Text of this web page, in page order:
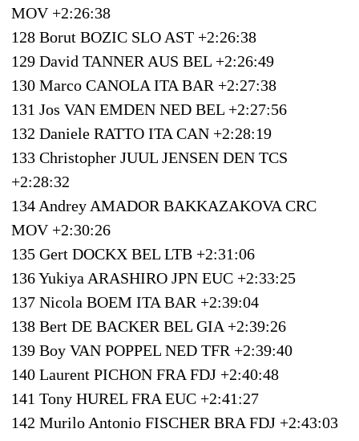
MOV +2:26:38
128 Borut BOZIC SLO AST +2:26:38
129 David TANNER AUS BEL +2:26:49
130 Marco CANOLA ITA BAR +2:27:38
131 Jos VAN EMDEN NED BEL +2:27:56
132 Daniele RATTO ITA CAN +2:28:19
133 Christopher JUUL JENSEN DEN TCS
+2:28:32
134 Andrey AMADOR BAKKAZAKOVA CRC
MOV +2:30:26
135 Gert DOCKX BEL LTB +2:31:06
136 Yukiya ARASHIRO JPN EUC +2:33:25
137 Nicola BOEM ITA BAR +2:39:04
138 Bert DE BACKER BEL GIA +2:39:26
139 Boy VAN POPPEL NED TFR +2:39:40
140 Laurent PICHON FRA FDJ +2:40:48
141 Tony HUREL FRA EUC +2:41:27
142 Murilo Antonio FISCHER BRA FDJ +2:43:03